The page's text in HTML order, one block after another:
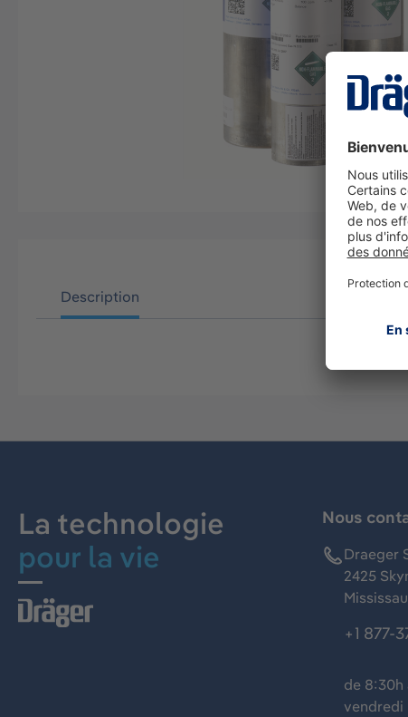
Description
La technologie
pour la vie
Nous
Draeger
2425
+1 877-
de 8:30h
vendredi